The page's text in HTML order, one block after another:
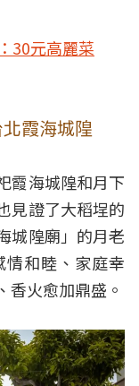
30元高麗菜
霞海城隍
霞海城隍和月下
見證了大稻埕的
城隍廟」的月老
和睦、家庭幸
香火愈加鼎盛。